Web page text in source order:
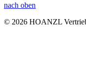
nach oben
© 2026 HOANZL